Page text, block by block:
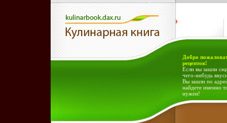
Добро
рецептов!
Если вы зашли
чего-нибудь
Вы зашли по
найдете именно
нужен!